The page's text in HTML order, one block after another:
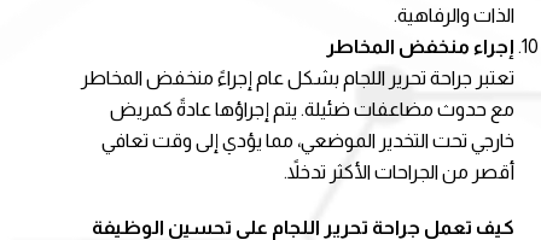
الذات والرفاهية.
إجراء منخفض المخاطر
تعتبر جراحة تحرير اللجام بشكل عام إجراءً منخفض المخاطر
مع حدوث مضاعفات ضئيلة. يتم إجراؤها عادةً كمريض
خارجي تحت التخدير الموضعي، مما يؤدي إلى وقت تعافي
أقصر من الجراحات الأكثر تدخلاً.
كيف تعمل جراحة تحرير اللجام على تحسين الوظيفة